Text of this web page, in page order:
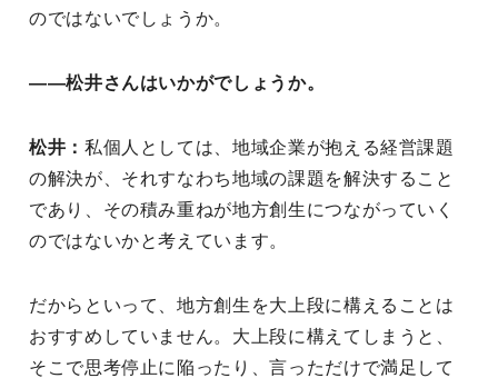
のではないでしょうか。
――松井さんはいかがでしょうか。
松井： 私個人としては、地域企業が抱える経営課題
の解決が、それすなわち地域の課題を解決すること
であり、その積み重ねが地方創生につながっていく
のではないかと考えています。
だからといって、地方創生を大上段に構えることは
おすすめしていません。大上段に構えてしまうと、
そこで思考停止に陥ったり、言っただけで満足して